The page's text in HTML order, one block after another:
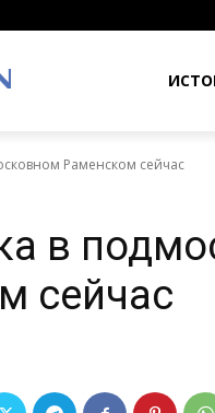
Раменском сейчас
в
сейчас